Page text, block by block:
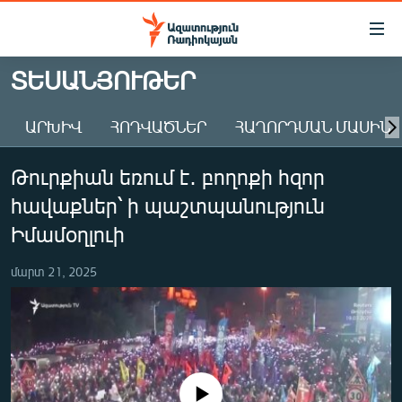
Մատչելիության
Անցնել
հիմնական
Անցնել
հիմնական
մենյուին
Որոնում
ԱԶԱՏՈՒԹՅՈՒՆ TV
ՀԱՅԱՍՏԱՆ
ԸՆՏՐՈՒԹՅՈՒՆՆԵՐ 2026
ԻՐԱՎՈՒՆՔ
ՏՆՏԵՍՈՒԹՅՈՒՆ
ՂԱՐԱԲԱՂ
ՊԱՏԵՐԱԶՄԻ 6 ՇԱԲԱԹՆԵՐԸ
ՏԱՐԱԾԱՇՐՋԱՆ
ՏԵՍԱՆՅՈՒԹԵՐ
ԱՐԽԻՎ ՀՈԴՎԱԾՆԵՐ ՀԱՂՈՐԴՄԱՆ ՄԱՍԻՆ
Թուրքիան եռում է․ բողոքի հզոր
հավաքներ՝ ի պաշտպանություն
Իմամօղլուի
մարտ 21, 2025
No media source currently available